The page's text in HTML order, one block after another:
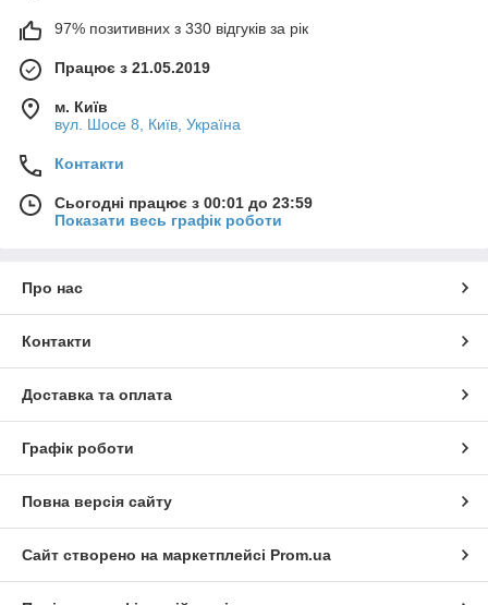
97% позитивних з 330 відгуків за рік
Працює з 21.05.2019
м. Київ
вул. Шосе 8, Київ, Україна
Контакти
Сьогодні працює з 00:01 до 23:59
Показати весь графік роботи
Про нас
Контакти
Доставка та оплата
Графік роботи
Повна версія сайту
Сайт створено на маркетплейсі Prom.ua